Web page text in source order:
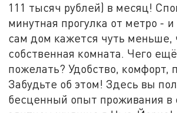
111 тысяч рублей) в месяц!
минутная прогулка от метро -
сам дом кажется чуть меньше,
собственная комната. Чего
пожелать? Удобство, комфорт,
Забудьте об этом! Здесь вы
бесценный опыт проживания в